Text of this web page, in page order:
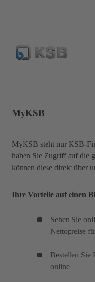
Pumpen & Armaturen
MyKSB
MyKSB steht nur KSB-
haben Sie Zugriff auf die
können diese direkt über
Ihre Vorteile auf einen
Sehen Sie
Nettopreise
Bestellen Sie
online